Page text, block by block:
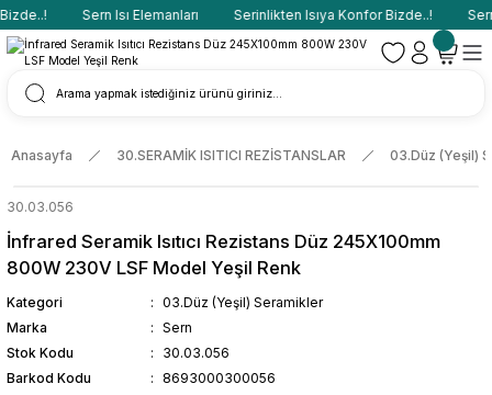
Sern Isı Elemanları Serinlikten Isıya Konfor Bizde..!
Anasayfa 30.SERAMİK ISITICI REZİSTANSLAR 03.Düz (Yeşil)
30.03.056
İnfrared Seramik Isıtıcı Rezistans Düz 245X100mm
800W 230V LSF Model Yeşil Renk
Kategori
03.Düz (Yeşil) Seramikler
Marka
Sern
Stok Kodu
30.03.056
Barkod Kodu
8693000300056